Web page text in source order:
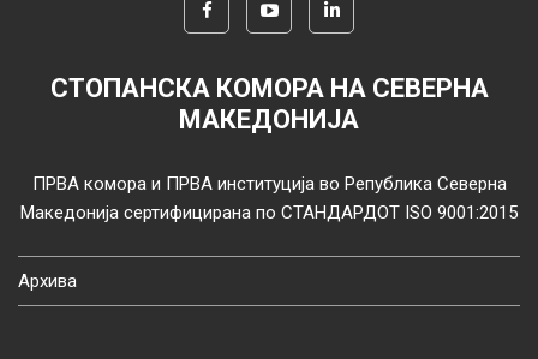
СТОПАНСКА КОМОРА НА СЕВЕРНА
МАКЕДОНИЈА
ПРВА комора и ПРВА институција во Република Северна
Македонија сертифицирана по СТАНДАРДОТ ISO 9001:2015
Архива